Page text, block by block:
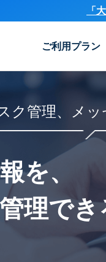
「
ご利用プラン
ク管理、メ
を、
管理で